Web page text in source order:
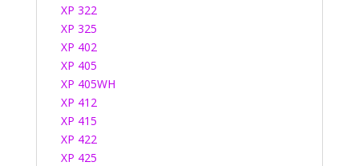
XP 322
XP 325
XP 402
XP 405
XP 405WH
XP 412
XP 415
XP 422
XP 425